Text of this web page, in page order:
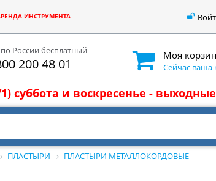
ИНСТРУМЕНТА
России бесплатный
200 48 01
Моя
Сейчас ваша
суббота и воскресенье -
ПЛАСТЫРИ
ПЛАСТЫРИ МЕТАЛЛОКОРДОВЫЕ